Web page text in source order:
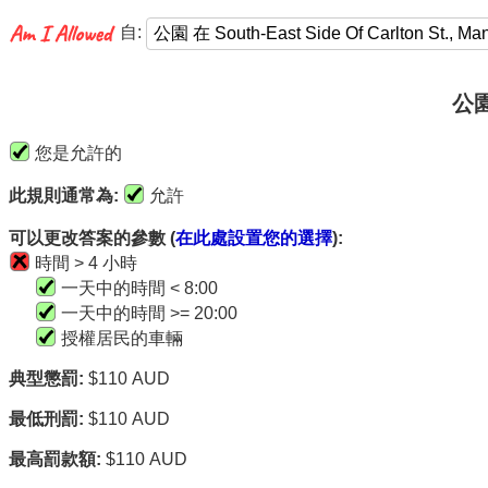
自:
公
您是允許的
此規則通常為: 允許
可以更改答案的參數 (在此處設置您的選擇):
時間 > 4 小時
一天中的時間 < 8:00
一天中的時間 >= 20:00
授權居民的車輛
典型懲罰: $110 AUD
最低刑罰: $110 AUD
最高罰款額: $110 AUD